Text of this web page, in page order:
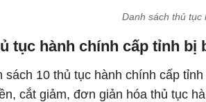
Danh sách thủ
tục hành chính cấp tỉnh
sách 10 thủ tục hành chính cấp
cắt giảm, đơn giản hóa thủ tục